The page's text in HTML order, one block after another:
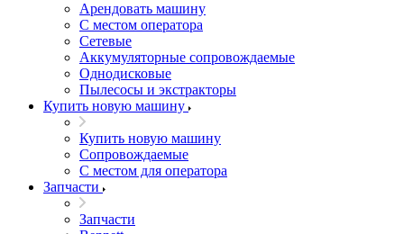
Арендовать машину
С местом оператора
Сетевые
Аккумуляторные сопровождаемые
Однодисковые
Пылесосы и экстракторы
Купить новую машину
Купить новую машину
Сопровождаемые
С местом для оператора
Запчасти
Запчасти